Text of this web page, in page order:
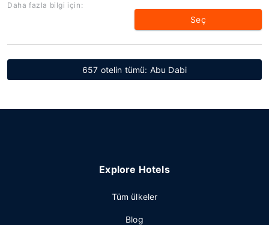
Daha fazla bilgi için:
Seç
657 otelin tümü: Abu Dabi
Explore Hotels
Tüm ülkeler
Blog